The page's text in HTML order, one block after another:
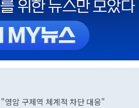
영암 구제역 체계적 차단 대응"